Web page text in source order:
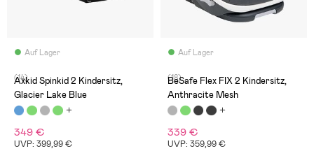
Auf Lager
(14)
Axkid Spinkid 2 Kindersitz,
Glacier Lake Blue
349 €
UVP: 399,99 €
Auf Lager
(18)
BeSafe Flex FIX 2 Kindersitz,
Anthracite Mesh
339 €
UVP: 359,99 €